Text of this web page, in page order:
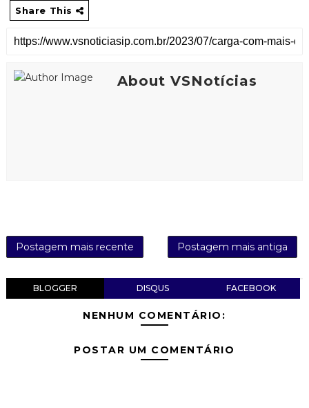
Share This
About VSNotícias
Postagem mais recente Postagem mais antiga
BLOGGER DISQUS FACEBOOK
NENHUM COMENTÁRIO:
POSTAR UM COMENTÁRIO